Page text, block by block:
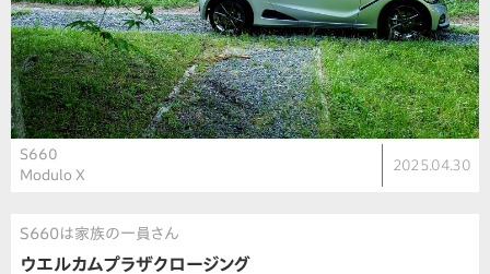
S660
Modulo X
2025.04.30
S660は家族の一員さん
ウエルカムプラザクロージング